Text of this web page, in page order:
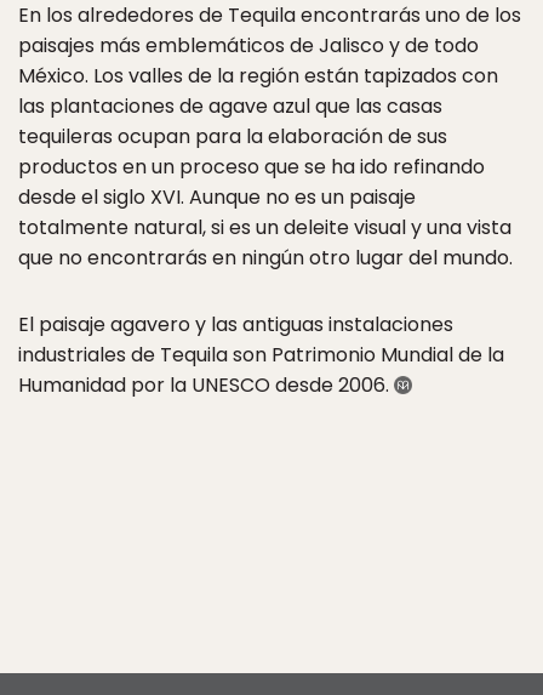
En los alrededores de Tequila encontrarás uno de los
paisajes más emblemáticos de Jalisco y de todo
México. Los valles de la región están tapizados con
las plantaciones de agave azul que las casas
tequileras ocupan para la elaboración de sus
productos en un proceso que se ha ido refinando
desde el siglo XVI. Aunque no es un paisaje
totalmente natural, si es un deleite visual y una vista
que no encontrarás en ningún otro lugar del mundo.
El paisaje agavero y las antiguas instalaciones
industriales de Tequila son Patrimonio Mundial de la
Humanidad por la UNESCO desde 2006.